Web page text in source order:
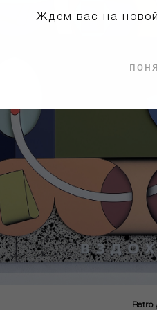
Retro
Ждем вас на